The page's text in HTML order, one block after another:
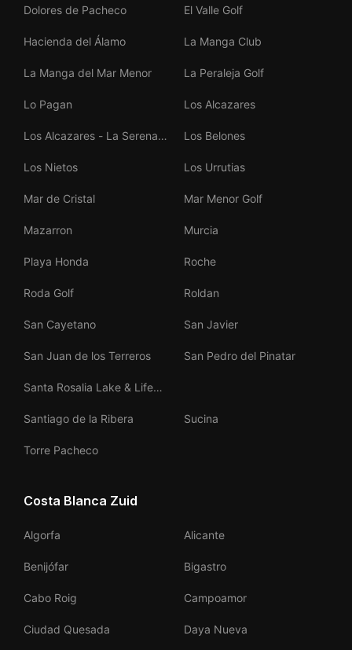
Dolores de Pacheco El Valle Golf
Hacienda del Álamo La Manga Club
La Manga del Mar Menor La Peraleja Golf
Lo Pagan Los Alcazares
Los Alcazares - La Serena
Los Belones
Los Nietos Los Urrutias
Mar de Cristal Mar Menor Golf
Mazarron Murcia
Playa Honda Roche
Roda Golf Roldan
San Cayetano San Javier
San Juan de los Terreros San Pedro del Pinatar
Santa Rosalia Lake & Life
Santiago de la Ribera
Sucina
Torre Pacheco
Costa Blanca Zuid
Algorfa Alicante
Benijófar Bigastro
Cabo Roig Campoamor
Ciudad Quesada Daya Nueva